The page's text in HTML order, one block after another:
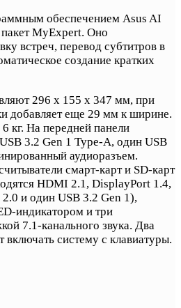
обеспечением Asus AI
MyExpert. Оно
встреч, перевод субтитров в
создание кратких
296 х 155 х 347 мм, при
добавляет еще 29 мм к ширине.
кг. На передней панели
3.2 Gen 1 Type-A, один USB
аудиоразъем.
смарт-карт и SD-карт
HDMI 2.1, DisplayPort 1.4,
и один USB 3.2 Gen 1),
индикатором и три
7.1-канального звука. Два
включать систему с клавиатуры.